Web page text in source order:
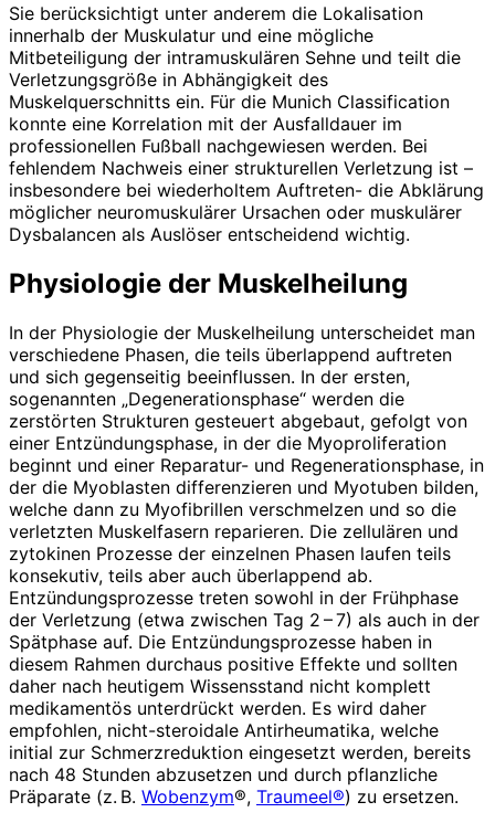
Sie berücksichtigt unter anderem die Lokalisation
innerhalb der Muskulatur und eine mögliche
Mitbeteiligung der intramuskulären Sehne und teilt die
Verletzungsgröße in Abhängigkeit des
Muskelquerschnitts ein. Für die Munich Classi­fication
konnte eine Korrelation mit der Ausfalldauer im
professionellen Fußball nachgewiesen werden. Bei
fehlendem Nachweis einer strukturellen Verletzung ist –
insbesondere bei wiederholtem Auftreten- die Abklärung
möglicher neuro­muskulärer Ursachen oder muskulärer
Dysbalancen als Auslöser entscheidend wichtig.
Physiologie der Muskelheilung
In der Physiologie der Muskelheilung unterscheidet man
verschiedene Phasen, die teils überlappend auftreten
und sich gegenseitig beeinflussen. In der ersten,
sogenannten „Degenerationsphase“ werden die
zerstörten Strukturen gesteuert abgebaut, gefolgt von
einer Entzündungsphase, in der die Myoproliferation
beginnt und einer Reparatur- und Regenerationsphase, in
der die Myoblasten differenzieren und Myo­tuben bilden,
welche dann zu Myofibrillen verschmelzen und so die
verletzten Muskelfasern reparieren. Die zellulären und
zytokinen Prozesse der einzelnen Phasen laufen teils
konsekutiv, teils aber auch überlappend ab.
Entzündungsprozesse treten sowohl in der Frühphase
der Verletzung (etwa zwischen Tag 2 – 7) als auch in der
Spätphase auf. Die Entzündungsprozesse haben in
diesem Rahmen durchaus positive Effekte und sollten
daher nach heutigem Wissensstand nicht komplett
medikamentös unterdrückt werden. Es wird daher
empfohlen, nicht-steroidale Antirheumatika, welche
initial zur Schmerzreduktion eingesetzt werden, bereits
nach 48 Stunden abzusetzen und durch pflanzliche
Präparate (z. B. Wobenzym®, Traumeel®) zu ersetzen.